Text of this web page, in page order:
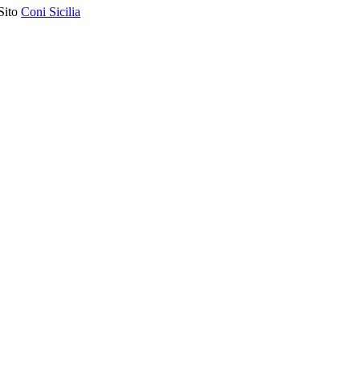
Coni Sicilia